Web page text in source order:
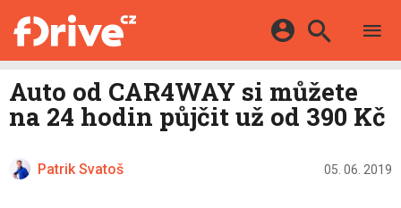
KATALOG
MAPA STANIC
VIDEA
HYBRIDY
E-MOTORSPORT
SERIÁLY
Facebook Google
Twitter Microsoft
Auto od CAR4WAY si můžete
na 24 hodin půjčit už od 390 Kč
Patrik Svatoš 05. 06. 2019